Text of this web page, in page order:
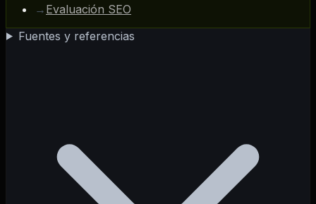
→ Evaluación SEO
Fuentes y referencias